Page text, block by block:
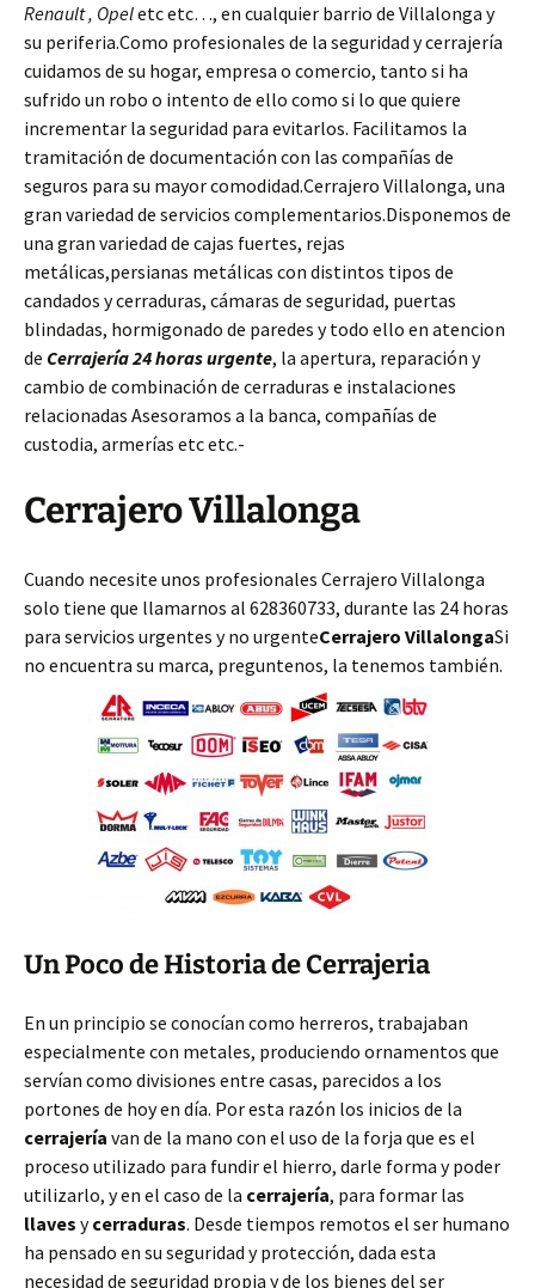
Renault , Opeletc etc…, en cualquier barrio de Villalonga y
su periferia.Como profesionales de la seguridad y cerrajería
cuidamos de su hogar, empresa o comercio, tanto si ha
sufrido un robo o intento de ello como si lo que quiere
incrementar la seguridad para evitarlos. Facilitamos la
tramitación de documentación con las compañías de
seguros para su mayor comodidad.Cerrajero Villalonga, una
gran variedad de servicios complementarios.Disponemos de
una gran variedad de cajas fuertes, rejas
metálicas,persianas metálicas con distintos tipos de
candados y cerraduras, cámaras de seguridad, puertas
blindadas, hormigonado de paredes y todo ello en atencion
de Cerrajería 24 horas urgente, la apertura, reparación y
cambio de combinación de cerraduras e instalaciones
relacionadas Asesoramos a la banca, compañías de
custodia, armerías etc etc.-
Cerrajero Villalonga
Cuando necesite unos profesionales Cerrajero Villalonga
solo tiene que llamarnos al 628360733, durante las 24 horas
para servicios urgentes y no urgenteCerrajero VillalongaSi
no encuentra su marca, preguntenos, la tenemos también.
Un Poco de Historia de Cerrajeria
En un principio se conocían como herreros, trabajaban
especialmente con metales, produciendo ornamentos que
servían como divisiones entre casas, parecidos a los
portones de hoy en día. Por esta razón los inicios de la
cerrajería van de la mano con el uso de la forja que es el
proceso utilizado para fundir el hierro, darle forma y poder
utilizarlo, y en el caso de la cerrajería, para formar las
llaves ycerraduras. Desde tiempos remotos el ser humano
ha pensado en su seguridad y protección, dada esta
necesidad de seguridad propia y de los bienes del ser